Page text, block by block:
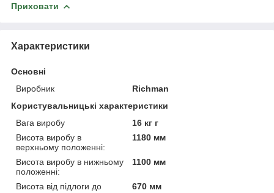
Приховати
Характеристики
Основні
Виробник
Richman
Користувальницькі характеристики
Вага виробу
16 кг г
Висота виробу в
верхньому положенні:
1180 мм
Висота виробу в нижньому
положенні:
1100 мм
Висота від підлоги до
670 мм